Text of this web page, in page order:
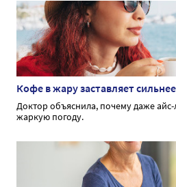
Кофе в жару заставляет
Доктор объяснила, почему даже айс-
жаркую погоду.